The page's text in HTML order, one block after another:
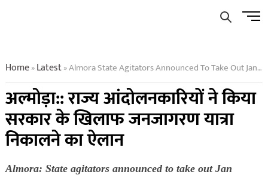
Menu
Home»Latest»Almora State Agitators Announced To Take Out Jan Jagran Yatra Against The Government
अल्मोड़ा:: राज्य आंदोलनकारियों ने किया
सरकार के खिलाफ जनजागरण यात्रा
निकालने का ऐलान
Almora: State agitators announced to take out Jan